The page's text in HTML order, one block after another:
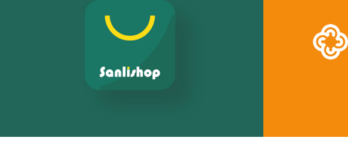
Marketing Digital & Com 360°